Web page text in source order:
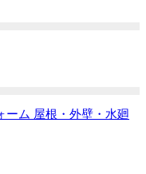
ーム 屋根・外壁・水廻